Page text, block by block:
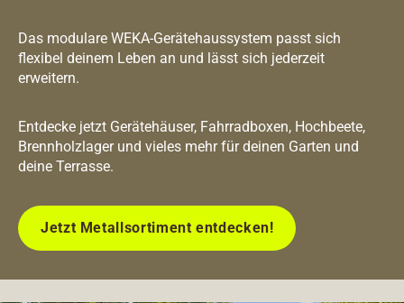
Das modulare WEKA-Gerätehaussystem passt sich
flexibel deinem Leben an und lässt sich jederzeit
erweitern.
Entdecke jetzt Gerätehäuser, Fahrradboxen, Hochbeete,
Brennholzlager und vieles mehr für deinen Garten und
deine Terrasse.
Jetzt Metallsortiment entdecken!